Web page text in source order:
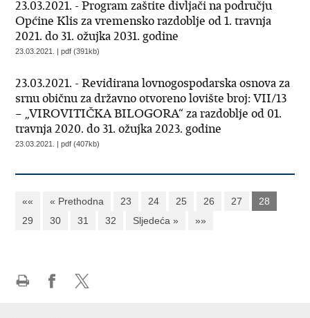
23.03.2021. - Program zaštite divljači na području
Općine Klis za vremensko razdoblje od 1. travnja
2021. do 31. ožujka 2031. godine
23.03.2021. | pdf (391kb)
23.03.2021. - Revidirana lovnogospodarska osnova za
srnu običnu za državno otvoreno lovište broj: VII/13
– „VIROVITIČKA BILOGORA“ za razdoblje od 01.
travnja 2020. do 31. ožujka 2023. godine
23.03.2021. | pdf (407kb)
«« « Prethodna 23 24 25 26 27
28
29
30 31 32 Sljedeća » »»